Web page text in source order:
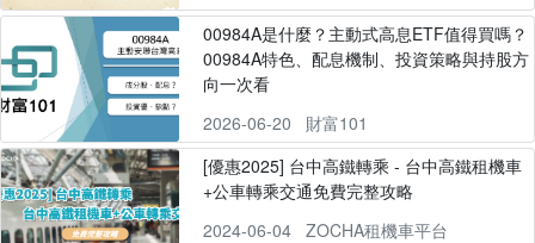
00984A是什麼？主動式高息ETF值得買嗎？
00984A特色、配息機制、投資策略與持股方
向一次看
2026-06-20
財富101
[優惠2025] 台中高鐵轉乘 - 台中高鐵租機車
+公車轉乘交通免費完整攻略
2024-06-04
ZOCHA租機車平台